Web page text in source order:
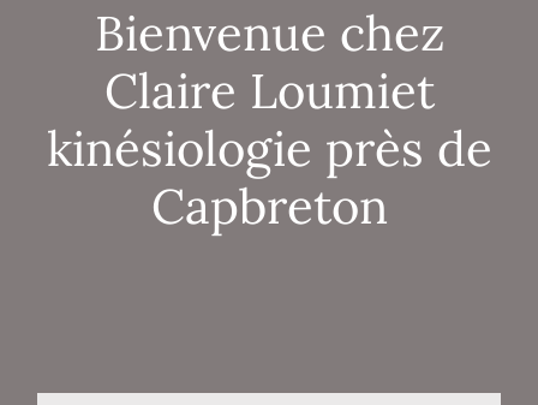
Bienvenue chez
Claire Loumiet
kinésiologie près de
Capbreton